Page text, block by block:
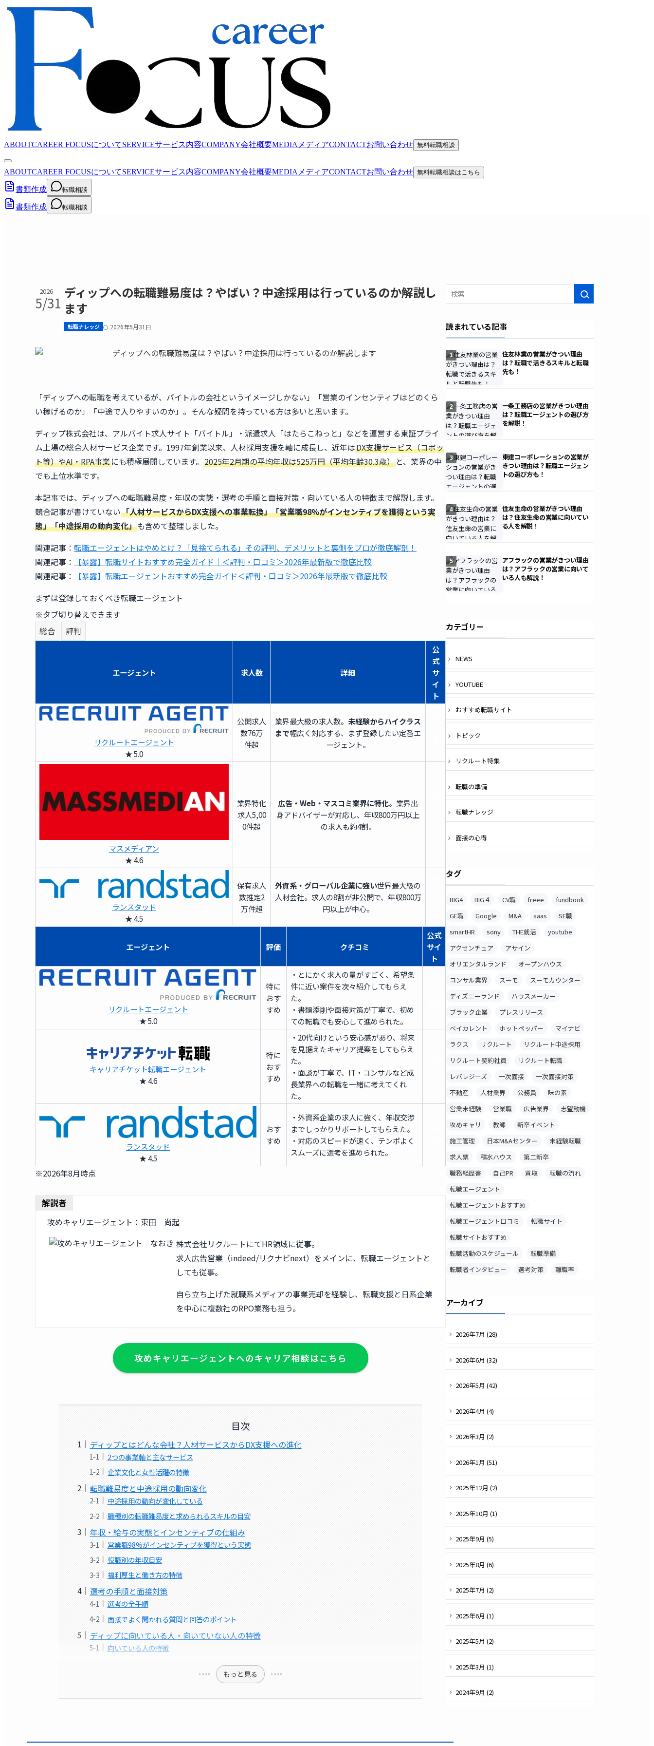
ABOUTCAREER FOCUSについてSERVICEサービス内容COMPANY会社概要MEDIA メディアCONTACTお問い合わせ 無料転職相談
ABOUTCAREER FOCUSについてSERVICEサービス内容COMPANY会社概要MEDIA メディアCONTACTお問い合わせ 無料転職相談はこちら
書類作成 転職相談
書類作成 転職相談
2026
5/31
ディップへの転職難易度は？やばい？中途採用は行っているのか解説し
ます
転職ナレッジ 2026年5月31日
「ディップへの転職を考えているが、バイトルの会社というイメージしかない」「営業のインセンティブはどのくら
い稼げるのか」「中途で入りやすいのか」。そんな疑問を持っている方は多いと思います。
ディップ株式会社は、アルバイト求人サイト「バイトル」・派遣求人「はたらこねっと」などを運営する東証プライ
ム上場の総合人材サービス企業です。1997年創業以来、人材採用支援を軸に成長し、近年はDX支援サービス（コボッ
ト等）やAI・RPA事業にも積極展開しています。 2025年2月期の平均年収は525万円（平均年齢30.3歳） と、業界の中
でも上位水準です。
本記事では、ディップへの転職難易度・年収の実態・選考の手順と面接対策・向いている人の特徴まで解説します。
競合記事が書けていない「人材サービスからDX支援への事業転換」「営業職98%がインセンティブを獲得という実
態」「中途採用の動向変化」も含めて整理しました。
関連記事： 転職エージェントはやめとけ？「見捨てられる」その評判、デメリットと裏側をプロが徹底解剖！
関連記事：
【暴露】転職サイトおすすめ完全ガイド｜＜評判・口コミ＞2026年最新版で徹底比較
関連記事：
【暴露】転職エージェントおすすめ完全ガイド＜評判・口コミ＞2026年最新版で徹底比較
まずは登録しておくべき転職エージェント
※タブ切り替えできます
総合
評判
エージェント 求人数 詳細
公
式
サ
イ
ト
リクルートエージェント
★ 5.0
公開求人
数76万
件超
業界最大級の求人数。 未経験からハイクラス
まで幅広く対応する、まず登録したい定番エ
ージェント。
マスメディアン
★ 4.6
業界特化
求人5,00
0件超
広告・Web・マスコミ業界に特化。業界出
身アドバイザーが対応し、年収800万円以上
の求人も約4割。
ランスタッド
★ 4.5
保有求人
数推定2
万件超
外資系・グローバル企業に強い世界最大級の
人材会社。求人の8割が非公開で、年収800万
円以上が中心。
エージェント 評価 クチコミ
公式
サイ
ト
リクルートエージェント
★ 5.0
特に
おす
すめ
・とにかく求人の量がすごく、希望条
件に近い案件を次々紹介してもらえ
た。
・書類添削や面接対策が丁寧で、初め
ての転職でも安心して進められた。
キャリアチケット転職エージェント
★ 4.6
特に
おす
すめ
・20代向けという安心感があり、将来
を見据えたキャリア提案をしてもらえ
た。
・面談が丁寧で、IT・コンサルなど成
長業界への転職を一緒に考えてくれ
た。
ランスタッド
★ 4.5
おす
すめ
・外資系企業の求人に強く、年収交渉
までしっかりサポートしてもらえた。
・対応のスピードが速く、テンポよく
スムーズに選考を進められた。
※2026年8月時点
解説者
攻めキャリエージェント：東田 尚起
株式会社リクルートにてHR領域に従事。
求人広告営業（indeed/リクナビnext）をメインに、転職エージェントと
しても従事。
自ら立ち上げた就職系メディアの事業売却を経験し、転職支援と日系企業
を中心に複数社のRPO業務も担う。
攻めキャリエージェントへのキャリア相談はこちら
目次
ディップとはどんな会社？人材サービスからDX支援への進化
2つの事業軸と主なサービス
企業文化と女性活躍の特徴
転職難易度と中途採用の動向変化
中途採用の動向が変化している
職種別の転職難易度と求められるスキルの目安
年収・給与の実態とインセンティブの仕組み
営業職98%がインセンティブを獲得という実態
役職別の年収目安
福利厚生と働き方の特徴
選考の手順と面接対策
選考の全手順
面接でよく聞かれる質問と回答のポイント
ディップに向いている人・向いていない人の特徴
向いている人の特徴
もっと見る
検索
読まれている記事
1
住友林業の営業がきつい理由
は？転職で活きるスキルと転職
先も！
2
一条工務店の営業がきつい理由
は？転職エージェントの選び方
を解説！
3
東建コーポレーションの営業が
きつい理由は？転職エージェン
トの選び方も！
4
住友生命の営業がきつい理由
は？住友生命の営業に向いてい
る人を解説！
5
アフラックの営業がきつい理由
は？アフラックの営業に向いて
いる人も解説！
カテゴリー
NEWS
YOUTUBE
おすすめ転職サイト
トピック
リクルート特集
転職の準備
転職ナレッジ
面接の心得
タグ
BIG4 BIG４ CV職 freee
fundbook
GE職
Google M&A saas
SE職
smartHR
sony THE就活
youtube
アクセンチュア
アサイン
オリエンタルランド
オープンハウス
コンサル業界
スーモ
スーモカウンター
ディズニーランド
ハウスメーカー
ブラック企業
プレスリリース
ベイカレント
ホットペッパー
マイナビ
ラクス
リクルート
リクルート中途採用
リクルート契約社員
リクルート転職
レバレジーズ
一次面接
一次面接対策
不動産
人材業界 公務員
味の素
営業未経験
営業職 広告業界
志望動機
攻めキャリ
教師
新卒イベント
施工管理
日本M&Aセンター
未経験転職
求人票
積水ハウス
第二新卒
職務経歴書
自己PR 買取
転職の流れ
転職エージェント
転職エージェントおすすめ
転職エージェント口コミ
転職サイト
転職サイトおすすめ
転職活動のスケジュール
転職準備
転職者インタビュー
選考対策 離職率
アーカイブ
2026年7月 (28)
2026年6月 (32)
2026年5月 (42)
2026年4月 (4)
2026年3月 (2)
2026年1月 (51)
2025年12月 (2)
2025年10月 (1)
2025年9月 (5)
2025年8月 (6)
2025年7月 (2)
2025年6月 (1)
2025年5月 (2)
2025年3月 (1)
2024年9月 (2)